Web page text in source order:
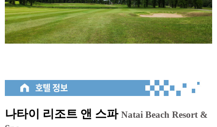
나타이 리조트 앤 스파 Natai Beach Resort &